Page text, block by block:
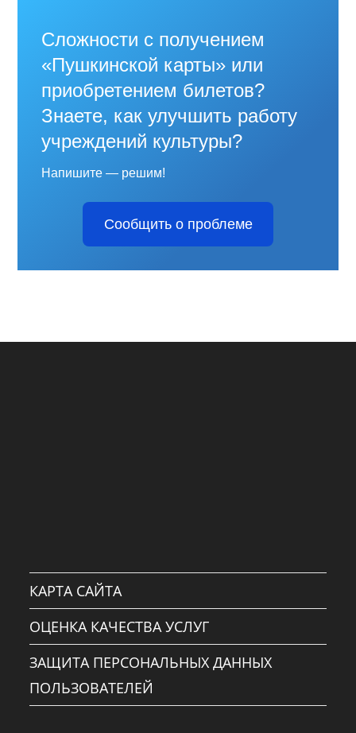
Сложности с получением
«Пушкинской карты» или
приобретением билетов?
Знаете, как улучшить работу
учреждений культуры?
Напишите — решим!
Сообщить о проблеме
КАРТА САЙТА
ОЦЕНКА КАЧЕСТВА УСЛУГ
ЗАЩИТА ПЕРСОНАЛЬНЫХ ДАННЫХ
ПОЛЬЗОВАТЕЛЕЙ